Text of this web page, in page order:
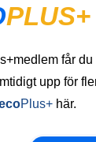
PLUS+
får
upp för
Plus+ här.